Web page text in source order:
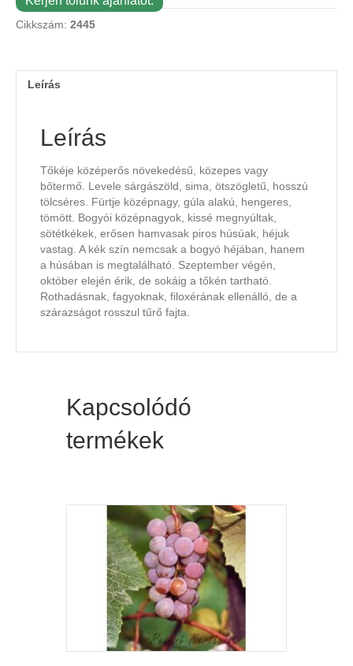
Cikkszám: 2445
Leírás
Leírás
Tőkéje középerős növekedésű, közepes vagy
bőtermő. Levele sárgászöld, sima, ötszögletű, hosszú
tölcséres. Fürtje középnagy, gúla alakú, hengeres,
tömött. Bogyói középnagyok, kissé megnyúltak,
sötétkékek, erősen hamvasak piros húsúak, héjuk
vastag. A kék szín nemcsak a bogyó héjában, hanem
a húsában is megtalálható. Szeptember végén,
október elején érik, de sokáig a tőkén tartható.
Rothadásnak, fagyoknak, filoxérának ellenálló, de a
szárazságot rosszul tűrő fajta.
Kapcsolódó
termékek